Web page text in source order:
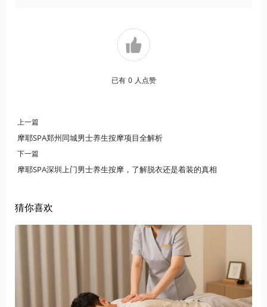
已有 0 人点赞
上一篇
摩耶SPA郑州同城男士养生按摩项目全解析
下一篇
摩耶SPA深圳上门男士养生按摩，了解脱衣还是着装的真相
猜你喜欢